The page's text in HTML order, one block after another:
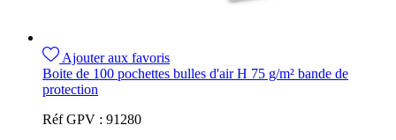
Ajouter aux favoris
Boite de 100 pochettes bulles d'air H 75 g/m² bande de
protection
Réf GPV : 91280